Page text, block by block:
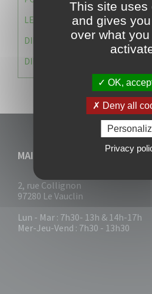
LE CABINET DU MAIRE
DIRECTION DES RESSOURCES ET
DIRECTION DU
MAIRIE DU VAUCLIN
2, rue Collignon
97280 Le Vauclin
Lun - Mar : 7h30- 13h & 14h-17h
Mer-Jeu-Vend : 7h30 - 13h30
This site uses
and gives
over what
OK, accept
Deny all
Privacy